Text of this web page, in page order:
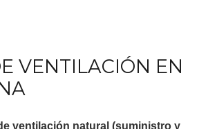
VENTILACIÓN EN
ventilación natural (suministro y